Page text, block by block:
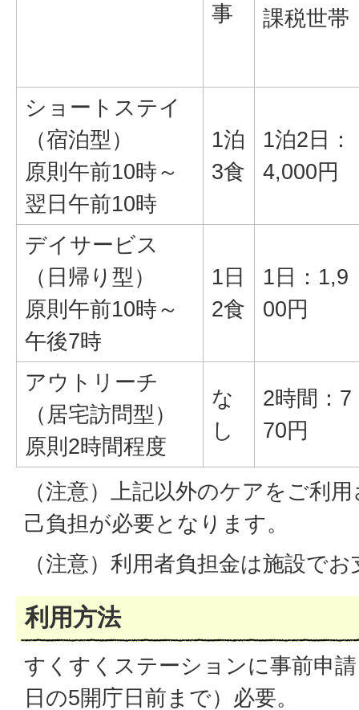
事
課税世帯
ショートステイ
（宿泊型）
原則午前10時～
翌日午前10時
1泊
3食
1泊2日：
4,000円
デイサービス
（日帰り型）
原則午前10時～
午後7時
1日
2食
1日：1,9
00円
アウトリーチ
（居宅訪問型）
原則2時間程度
な
し
2時間：7
70円
（注意）上記以外のケアをご利
己負担が必要となります。
（注意）利用者負担金は施設で
利用方法
すくすくステーションに事前申
日の5開庁日前まで）必要。